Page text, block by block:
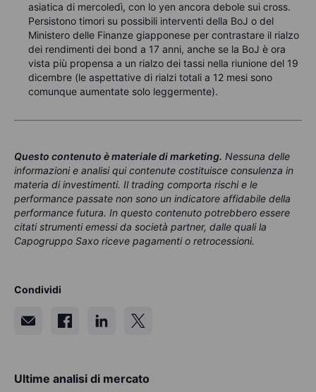
asiatica di mercoledì, con lo yen ancora debole sui cross.
Persistono timori su possibili interventi della BoJ o del
Ministero delle Finanze giapponese per contrastare il rialzo
dei rendimenti dei bond a 17 anni, anche se la BoJ è ora
vista più propensa a un rialzo dei tassi nella riunione del 19
dicembre (le aspettative di rialzi totali a 12 mesi sono
comunque aumentate solo leggermente).
Questo contenuto è materiale di marketing. Nessuna delle
informazioni e analisi qui contenute costituisce consulenza in
materia di investimenti. Il trading comporta rischi e le
performance passate non sono un indicatore affidabile della
performance futura. In questo contenuto potrebbero essere
citati strumenti emessi da società partner, dalle quali la
Capogruppo Saxo riceve pagamenti o retrocessioni.
Condividi
Ultime analisi di mercato